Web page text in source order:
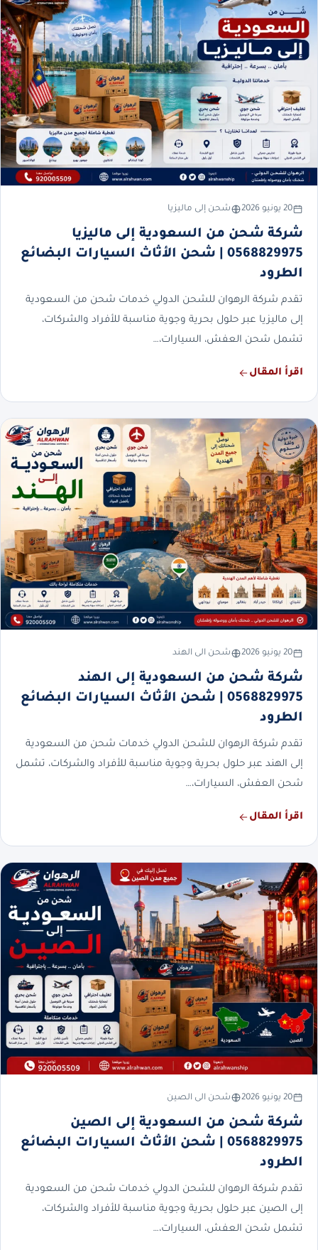
20 يونيو 2026 شحن إلى ماليزيا
شركة شحن من السعودية إلى ماليزيا
0568829975 | شحن الأثاث السيارات البضائع
الطرود
تقدم شركة الرهوان للشحن الدولي خدمات شحن من السعودية
إلى ماليزيا عبر حلول بحرية وجوية مناسبة للأفراد والشركات،
تشمل شحن العفش، السيارات،…
اقرأ المقال
20 يونيو 2026 شحن الى الهند
شركة شحن من السعودية إلى الهند
0568829975 | شحن الأثاث السيارات البضائع
الطرود
تقدم شركة الرهوان للشحن الدولي خدمات شحن من السعودية
إلى الهند عبر حلول بحرية وجوية مناسبة للأفراد والشركات، تشمل
شحن العفش، السيارات،…
اقرأ المقال
20 يونيو 2026 شحن الى الصين
شركة شحن من السعودية إلى الصين
0568829975 | شحن الأثاث السيارات البضائع
الطرود
تقدم شركة الرهوان للشحن الدولي خدمات شحن من السعودية
إلى الصين عبر حلول بحرية وجوية مناسبة للأفراد والشركات،
تشمل شحن العفش، السيارات،…